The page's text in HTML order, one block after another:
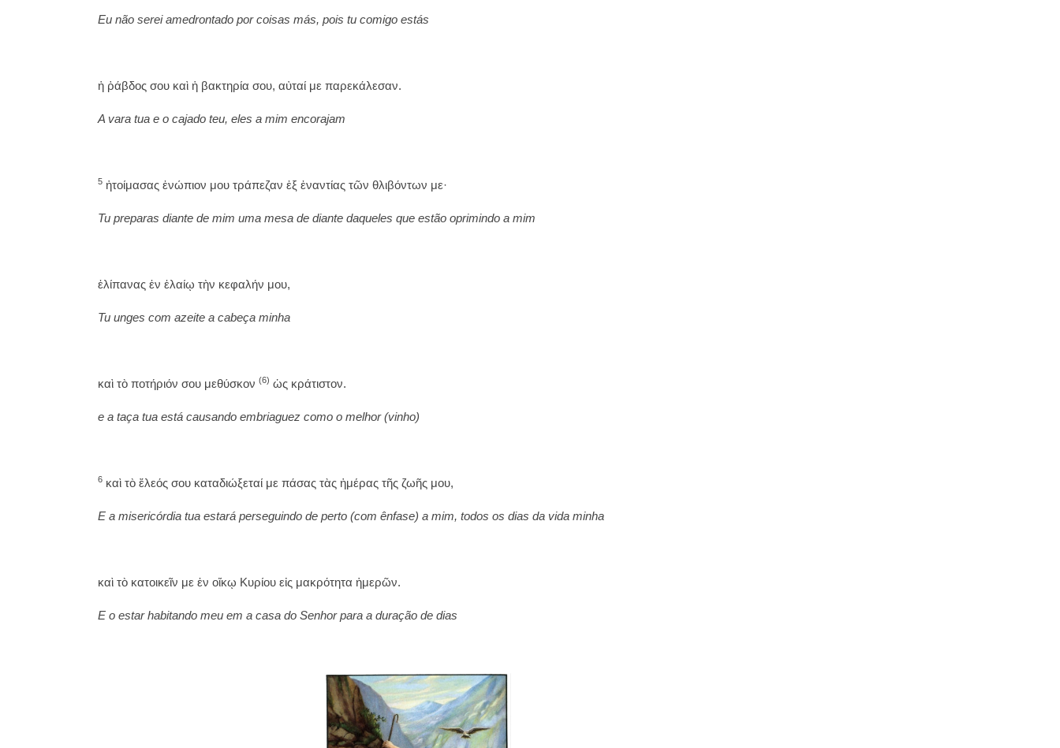
Eu não serei amedrontado por coisas más, pois tu comigo estás
ἡ ῥάβδος σου καὶ ἡ βακτηρία σου, αὐταί με παρεκάλεσαν.
A vara tua e o cajado teu, eles a mim encorajam
5 ἡτοίμασας ἐνώπιον μου τράπεζαν ἐξ ἐναντίας τῶν θλιβόντων με·
Tu preparas diante de mim uma mesa de diante daqueles que estão oprimindo a mim
ἐλίπανας ἐν ἐλαίῳ τὴν κεφαλήν μου,
Tu unges com azeite a cabeça minha
καὶ τὸ ποτήριόν σου μεθύσκον (6) ὡς κράτιστον.
e a taça tua está causando embriaguez como o melhor (vinho)
6 καὶ τὸ ἔλεός σου καταδιώξεταί με πάσας τὰς ἡμέρας τῆς ζωῆς μου,
E a misericórdia tua estará perseguindo de perto (com ênfase) a mim, todos os dias da vida minha
καὶ τὸ κατοικεῖν με ἐν οἴκῳ Κυρίου εἰς μακρότητα ἡμερῶν.
E o estar habitando meu em a casa do Senhor para a duração de dias